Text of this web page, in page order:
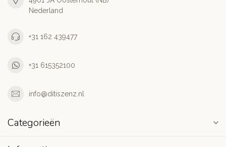
Nederland
+31 162 439477
+31 615352100
info@ditiszenz.nl
Categorieën